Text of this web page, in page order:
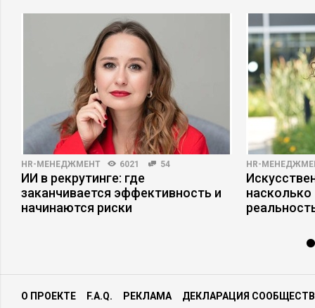
HR-МЕНЕДЖМЕНТ 6021 54
ИИ в рекрутинге: где
заканчивается эффективность и
начинаются риски
HR-
О ПРОЕКТЕ F.A.Q. РЕКЛАМА ДЕКЛАРАЦИЯ